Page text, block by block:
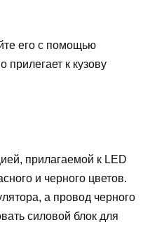
его с помощью
к кузову
прилагаемой к LED
и черного цветов.
а провод черного
силовой блок для